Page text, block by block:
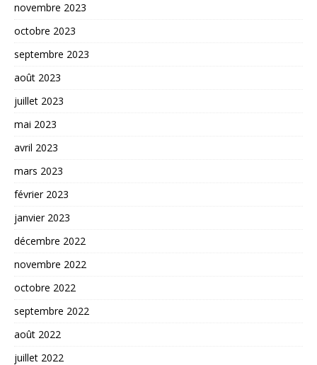
novembre 2023
octobre 2023
septembre 2023
août 2023
juillet 2023
mai 2023
avril 2023
mars 2023
février 2023
janvier 2023
décembre 2022
novembre 2022
octobre 2022
septembre 2022
août 2022
juillet 2022